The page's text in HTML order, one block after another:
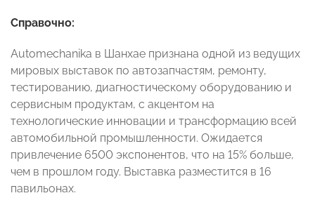
Справочно:
Automechanika в Шанхае признана одной из ведущих
мировых выставок по автозапчастям, ремонту,
тестированию, диагностическому оборудованию и
сервисным продуктам, с акцентом на
технологические инновации и трансформацию всей
автомобильной промышленности. Ожидается
привлечение 6500 экспонентов, что на 15% больше,
чем в прошлом году. Выставка разместится в 16
павильонах.